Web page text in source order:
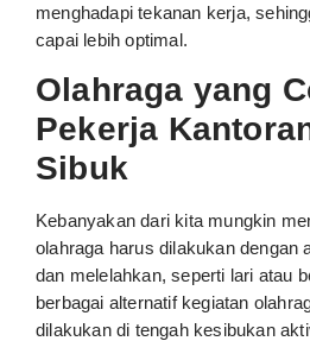
menghadapi tekanan kerja,
capai lebih optimal.
Olahraga yang
Pekerja
Sibuk
Kebanyakan dari kita mungkin
olahraga harus dilakukan dengan
dan melelahkan, seperti lari atau
berbagai alternatif kegiatan
dilakukan di tengah kesibukan